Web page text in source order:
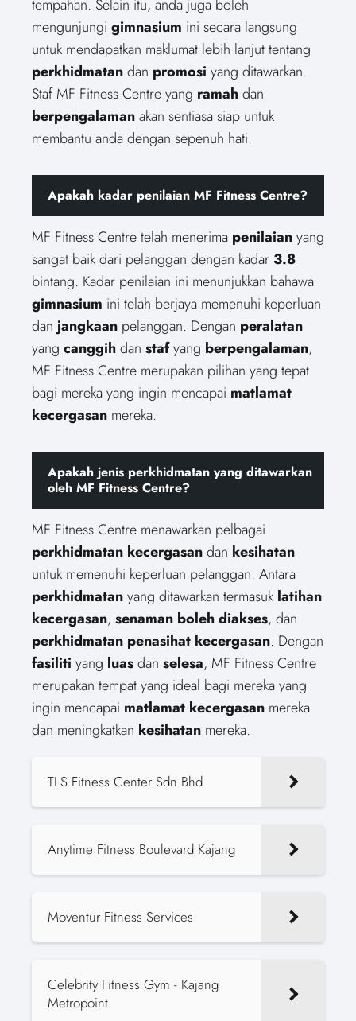
tempahan. Selain itu, anda juga boleh
mengunjungi gimnasium ini secara langsung
untuk mendapatkan maklumat lebih lanjut tentang
perkhidmatandan promosi yang ditawarkan.
Staf MF Fitness Centre yang ramahdan
berpengalamanakan sentiasa siap untuk
membantu anda dengan sepenuh hati.
Apakah kadar penilaian MF Fitness Centre?
MF Fitness Centre telah menerima penilaianyang
sangat baik dari pelanggan dengan kadar 3.8
bintang. Kadar penilaian ini menunjukkan bahawa
gimnasium ini telah berjaya memenuhi keperluan
dan jangkaan pelanggan. Dengan peralatan
yang canggihdan stafyang berpengalaman,
MF Fitness Centre merupakan pilihan yang tepat
bagi mereka yang ingin mencapai matlamat
kecergasan mereka.
Apakah jenis perkhidmatan yang ditawarkan
oleh MF Fitness Centre?
MF Fitness Centre menawarkan pelbagai
perkhidmatan kecergasandan kesihatan
untuk memenuhi keperluan pelanggan. Antara
perkhidmatanyang ditawarkan termasuk latihan
kecergasan, senaman boleh diakses, dan
perkhidmatan penasihat kecergasan. Dengan
fasiliti yang luasdan selesa, MF Fitness Centre
merupakan tempat yang ideal bagi mereka yang
ingin mencapai matlamat kecergasan mereka
dan meningkatkan kesihatan mereka.
TLS Fitness Center Sdn Bhd
Anytime Fitness Boulevard Kajang
Moventur Fitness Services
Celebrity Fitness Gym - Kajang
Metropoint